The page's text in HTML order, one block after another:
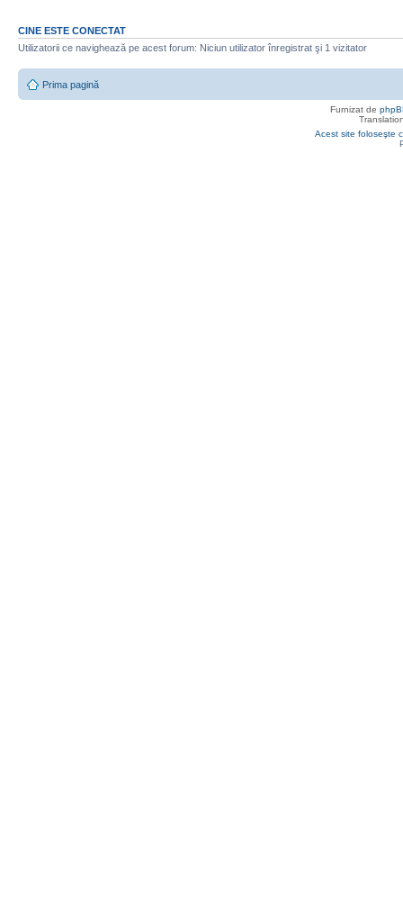
CINE ESTE CONECTAT
Utilizatorii ce navighează pe acest forum: Niciun utilizator înregistrat şi 1 vizitator
Prima pagină
Furnizat de
Acest site foloseşte